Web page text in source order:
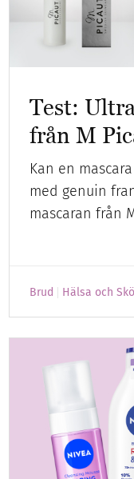
Test:
från M
Kan en
med genuin
mascaran från
Brud Hälsa och